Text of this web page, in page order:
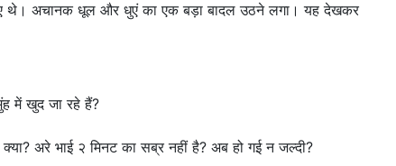
थे। अचानक धूल और धुएं का एक बड़ा बादल उठने लगा। यह देखकर
में खुद जा रहे हैं?
अरे भाई २ मिनट का सब्र नहीं है? अब हो गई न जल्दी?